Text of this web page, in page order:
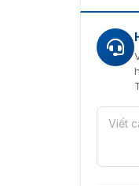
Mua
Hiện
Nếu